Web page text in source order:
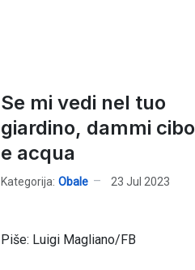
Se mi vedi nel tuo
giardino, dammi cibo
e acqua
Kategorija: Obale 23 Jul 2023
Piše: Luigi Magliano/FB